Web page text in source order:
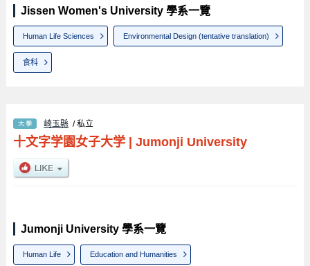
Jissen Women's University 學系一覽
Human Life Sciences Environmental Design (tentative translation)
食科
崎玉縣 / 私立
十文字学園女子大学| Jumonji University
Jumonji University 學系一覽
Human Life Education and Humanities